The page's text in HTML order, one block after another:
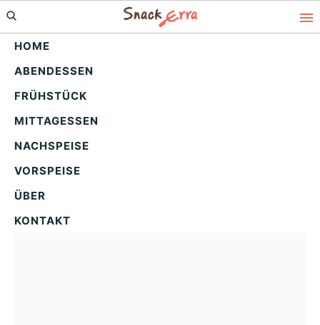
Skip
to
primary
navigation
Skip
to
main
content
Skip
to
primary
sidebar
HOME
ABENDESSEN
FRÜHSTÜCK
MITTAGESSEN
NACHSPEISE
VORSPEISE
ÜBER
KONTAKT
Chicken Waffles with
Blueberry Syrup